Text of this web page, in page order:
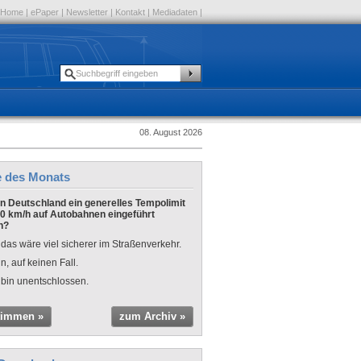
Home | ePaper | Newsletter | Kontakt | Mediadaten |
08. August 2026
des Monats
Deutschland ein generelles Tempolimit
km/h auf Autobahnen eingeführt
wäre viel sicherer im Straßenverkehr.
auf keinen Fall.
unentschlossen.
» zum Archiv »